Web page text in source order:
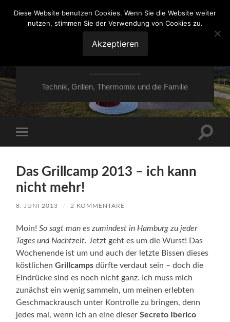
VON ESSEN ÜBER
HESSEN NACH
MOERS
Technik, Grillen, Thermomix und die Familie
Menü
Das Grillcamp 2013 – ich kann
nicht mehr!
8. JUNI 2013 / 2 KOMMENTARE
Moin!So sagt man es zumindest in Hamburg zu jeder
Tages und Nachtzeit. Jetzt geht es um die Wurst! Das
Wochenende ist um und auch der letzte Bissen dieses
köstlichenGrillcamps dürfte verdaut sein – doch die
Eindrücke sind es noch nicht ganz. Ich muss mich
zunächst ein wenig sammeln, um meinen erlebten
Geschmackrausch unter Kontrolle zu bringen, denn
jedes mal, wenn ich an eine dieserSecreto Iberico
Diese Website benutzen Cookies. Wenn Sie die Website weiter
nutzen, stimmen Sie der Verwendung von Cookies zu.
Akzeptieren